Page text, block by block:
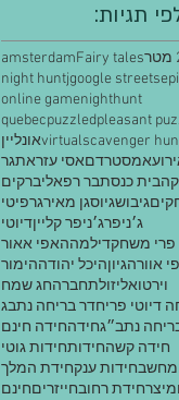
תגיות
Fairy tales
amsterdam
google streets
j
night hunt
nighthunt
online game
pleasant
puzzled
quebec
scavenger
virtualאונליין
אמסטרדםאסי עזראתגר
בית כנסתבר רפאליברקים
גיבושגיוסגן מאירגרפיטי
ג׳ניפרג׳ניפר קלייןדיוטי
פרי משחקדילמההאפי אאור
אוורהגיוןהיכל יהודההימור
וירטואליזולתחברהחג שמח
דיוטי פריחדר בריחה נתבג
נתב״גחידהחידה חינם
חידה קשהחידותחידות גוטי
חידות ענקחידת המלך
חידת רחובחייזריםחינם